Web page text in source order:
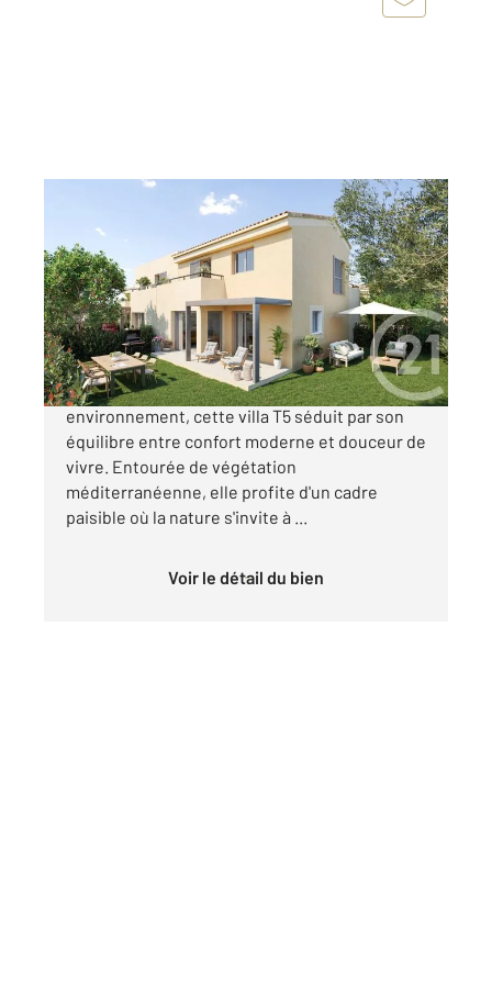
BORMES LES MIMOSAS 83
104 m
Ref : 1817
Maison à vendre
571 000 €
Au sein d'un domaine intimement lié à son
environnement, cette villa T5 séduit par son
équilibre entre confort moderne et douceur de
vivre. Entourée de végétation
méditerranéenne, elle profite d'un cadre
paisible où la nature s'invite à ...
Voir le détail du bien